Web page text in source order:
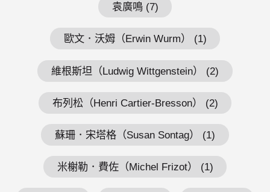
袁廣鳴 (7)
歐文．沃姆（Erwin Wurm） (1)
維根斯坦（Ludwig Wittgenstein） (2)
布列松（Henri Cartier-Bresson） (2)
蘇珊．宋塔格（Susan Sontag） (1)
米榭勒．費佐（Michel Frizot） (1)